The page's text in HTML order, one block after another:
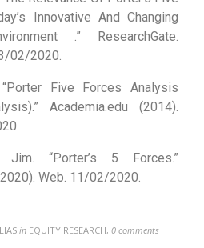
Innovative And Changing
.” ResearchGate.
02/2020.
“Porter Five Forces Analysis
Academia.edu (2014).
Jim. “Porter’s 5 Forces.”
Web. 11/02/2020.
in EQUITY RESEARCH,0 comments